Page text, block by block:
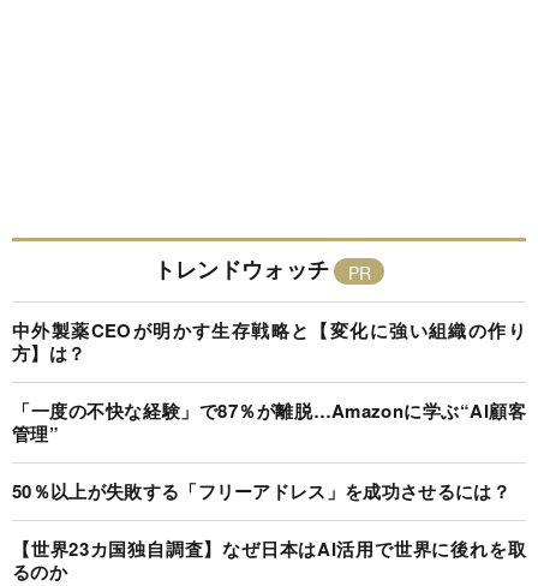
トレンドウォッチ
中外製薬CEOが明かす生存戦略と【変化に強い組織の作り
方】は？
「一度の不快な経験」で87％が離脱…Amazonに学ぶ“AI顧客
管理”
50％以上が失敗する「フリーアドレス」を成功させるには？
【世界23カ国独自調査】なぜ日本はAI活用で世界に後れを取
るのか